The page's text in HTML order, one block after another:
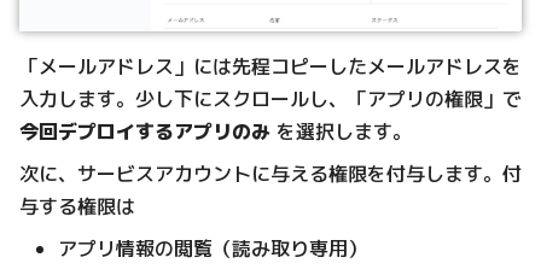
「メールアドレス」には先程コピーしたメールアドレスを
入力します。少し下にスクロールし、「アプリの権限」で
今回デプロイするアプリのみ を選択します。
次に、サービスアカウントに与える権限を付与します。付
与する権限は
アプリ情報の閲覧（読み取り専用）